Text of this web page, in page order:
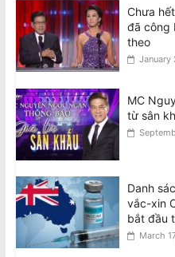
Chưa
đã công
theo
January
MC
từ sân
Danh
vắc-xin
bắt đầu
March